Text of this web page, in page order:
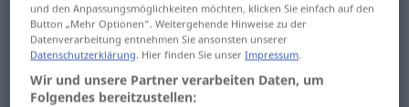
expressivo prägnant
conciso prägnant
und den Anpassungsmöglichkeiten möchten, klicken Sie einfach auf den
Button „Mehr Optionen“. Weitergehende Hinweise zu der
Datenverarbeitung entnehmen Sie ansonsten unserer
Datenschutzerklärung. Hier finden Sie unserImpressum.
Wir und unsere Partner verarbeiten Daten, um
Folgendes bereitzustellen: